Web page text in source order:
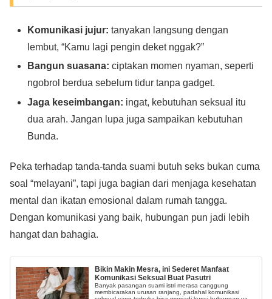
Komunikasi jujur: tanyakan langsung dengan
lembut, “Kamu lagi pengin deket nggak?”
Bangun suasana: ciptakan momen nyaman, seperti
ngobrol berdua sebelum tidur tanpa gadget.
Jaga keseimbangan: ingat, kebutuhan seksual itu
dua arah. Jangan lupa juga sampaikan kebutuhan
Bunda.
Peka terhadap tanda-tanda suami butuh seks bukan cuma
soal “melayani”, tapi juga bagian dari menjaga kesehatan
mental dan ikatan emosional dalam rumah tangga.
Dengan komunikasi yang baik, hubungan pun jadi lebih
hangat dan bahagia.
Bikin Makin Mesra, ini Sederet Manfaat
Komunikasi Seksual Buat Pasutri
Banyak pasangan suami istri merasa canggung
membicarakan urusan ranjang, padahal komunikasi